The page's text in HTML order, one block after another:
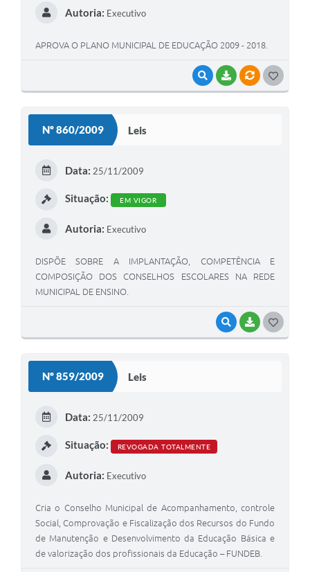
VISUALIZAR
BAIXARVÍNCULOS
Autoria: Executivo
APROVA O PLANO MUNICIPAL DE EDUCAÇÃO 2009 - 2018.
Nº 860/2009 Leis
VISUALIZAR
BAIXAR
Data: 25/11/2009
Situação: EM VIGOR
Autoria: Executivo
DISPÕE SOBRE A IMPLANTAÇÃO, COMPETÊNCIA E
COMPOSIÇÃO DOS CONSELHOS ESCOLARES NA REDE
MUNICIPAL DE ENSINO.
Nº 859/2009 Leis
Data: 25/11/2009
Situação: REVOGADA TOTALMENTE
Autoria: Executivo
Cria o Conselho Municipal de Acompanhamento, controle
Social, Comprovação e Fiscalização dos Recursos do Fundo
de Manutenção e Desenvolvimento da Educação Básica e
de valorização dos profissionais da Educação – FUNDEB.